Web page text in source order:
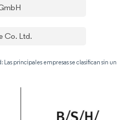
Co. Ltd.
principales empresas se clasifican sin un